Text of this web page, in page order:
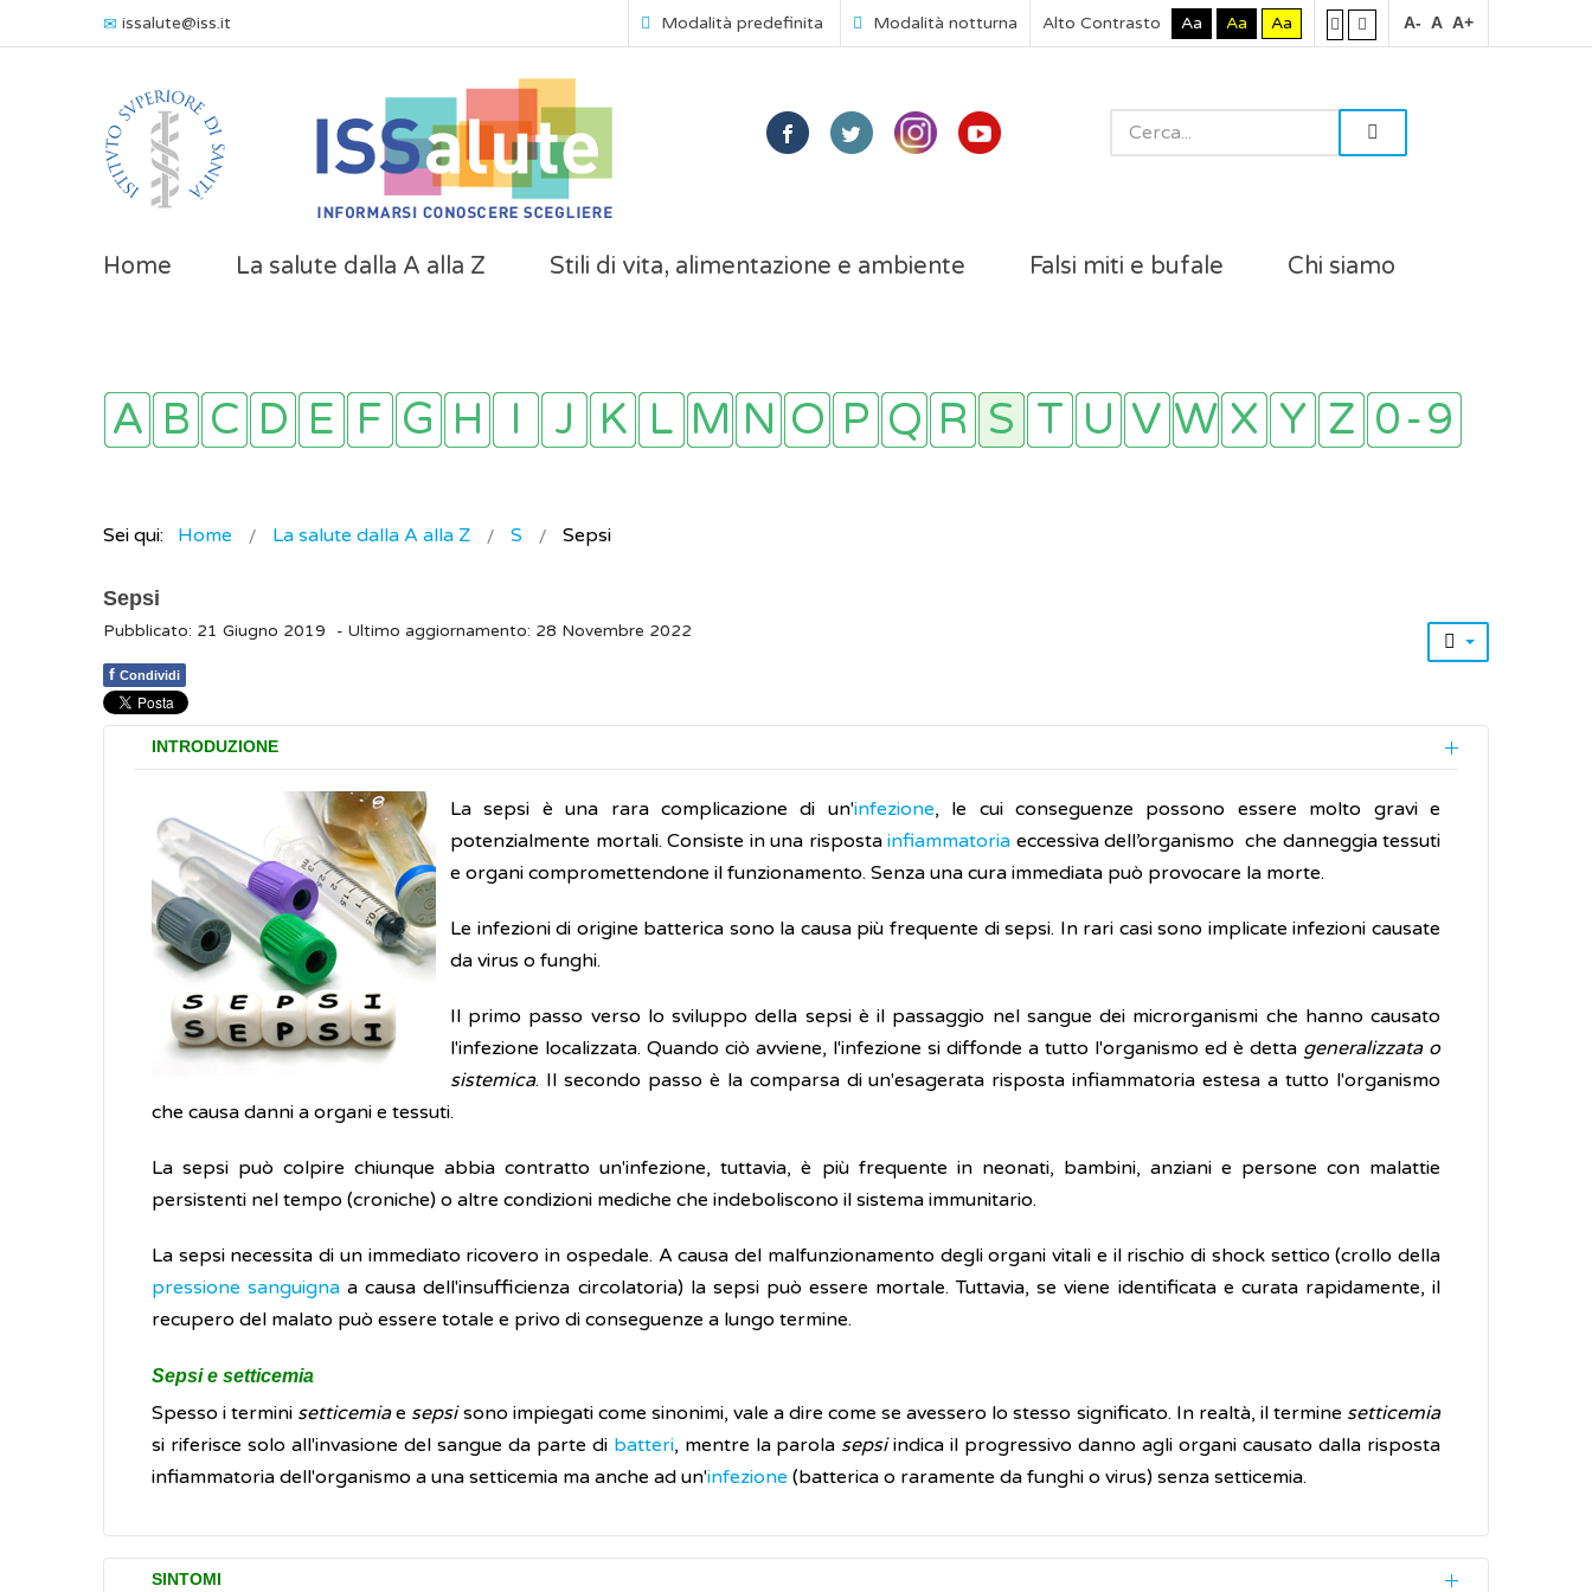
issalute@iss.it Modalità predefinita Modalità notturna Alto Contrasto Aa Aa Aa A- A A+
Home La salute dalla A alla Z Stili di vita, alimentazione e ambiente Falsi miti e bufale Chi siamo
Sei qui: Home La salute dalla A alla Z S Sepsi
Sepsi
Pubblicato: 21 Giugno 2019 - Ultimo aggiornamento: 28 Novembre 2022
f Condividi
INTRODUZIONE
La sepsi è una rara complicazione di un'infezione, le cui conseguenze possono essere molto gravi e
potenzialmente mortali. Consiste in una risposta infiammatoria eccessiva dell’organismo che danneggia tessuti
e organi compromettendone il funzionamento. Senza una cura immediata può provocare la morte.
Le infezioni di origine batterica sono la causa più frequente di sepsi. In rari casi sono implicate infezioni causate
da virus o funghi.
Il primo passo verso lo sviluppo della sepsi è il passaggio nel sangue dei microrganismi che hanno causato
l'infezione localizzata. Quando ciò avviene, l'infezione si diffonde a tutto l'organismo ed è detta generalizzata o
sistemica. Il secondo passo è la comparsa di un'esagerata risposta infiammatoria estesa a tutto l'organismo
che causa danni a organi e tessuti.
La sepsi può colpire chiunque abbia contratto un'infezione, tuttavia, è più frequente in neonati, bambini, anziani e persone con malattie
persistenti nel tempo (croniche) o altre condizioni mediche che indeboliscono il sistema immunitario.
La sepsi necessita di un immediato ricovero in ospedale. A causa del malfunzionamento degli organi vitali e il rischio di shock settico (crollo della
pressione sanguigna a causa dell'insufficienza circolatoria) la sepsi può essere mortale. Tuttavia, se viene identificata e curata rapidamente, il
recupero del malato può essere totale e privo di conseguenze a lungo termine.
Sepsi e setticemia
Spesso i termini setticemiae sepsisono impiegati come sinonimi, vale a dire come se avessero lo stesso significato. In realtà, il termine setticemia
si riferisce solo all'invasione del sangue da parte di batteri, mentre la parola sepsiindica il progressivo danno agli organi causato dalla risposta
infiammatoria dell'organismo a una setticemia ma anche ad un'infezione (batterica o raramente da funghi o virus) senza setticemia.
SINTOMI